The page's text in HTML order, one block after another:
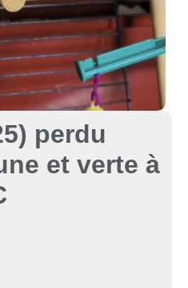
perdu
et verte à